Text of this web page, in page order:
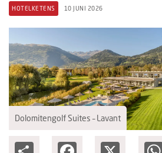
Jong & Ambitieus
Michelin
Nieuwe hotels
Personalia
HotelSummit
HOTELKETENS 10 JUNI 2026
Dolomitengolf Suites – Lavant
Facebook